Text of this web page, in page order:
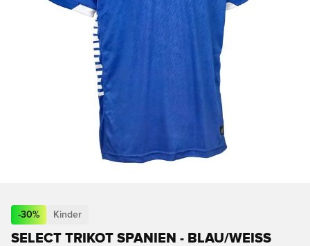
-30% Kinder
SELECT TRIKOT SPANIEN - BLAU/WEISS K